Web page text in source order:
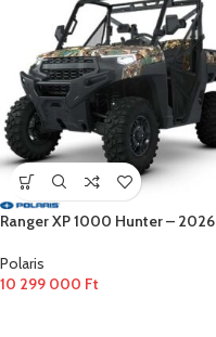
Ranger XP 1000 Hunter – 2026
Polaris
10 299 000 Ft